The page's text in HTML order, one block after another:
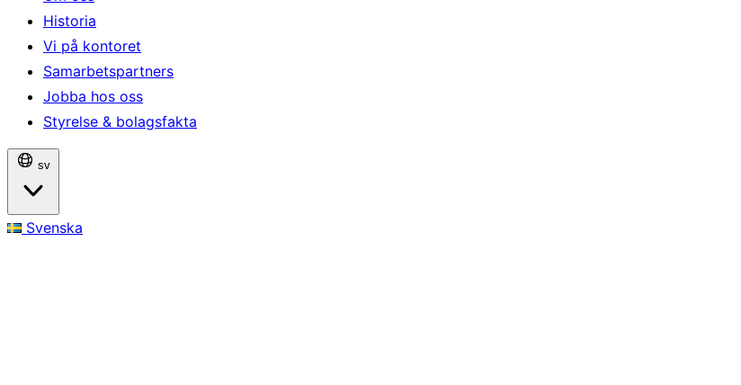
Historia
Vi på kontoret
Samarbetspartners
Jobba hos oss
Styrelse & bolagsfakta
sv
Svenska